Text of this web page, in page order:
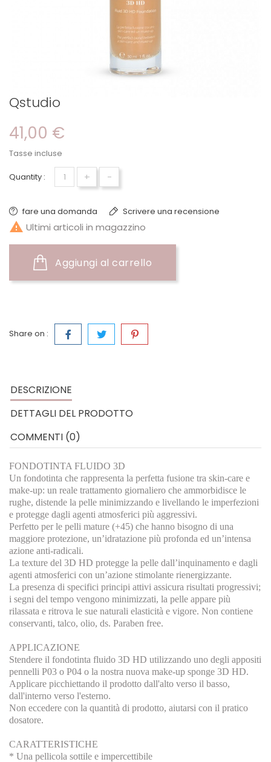
Qstudio
41,00 €
Tasse incluse
Quantity : + -
fare una domanda Scrivere una recensione
 Ultimi articoli in magazzino
Aggiungi al carrello
Share on :
DESCRIZIONE
DETTAGLI DEL PRODOTTO
COMMENTI (0)
FONDOTINTA FLUIDO 3D
Un fondotinta che rappresenta la perfetta fusione tra skin-care e
make-up: un reale trattamento giornaliero che ammorbidisce le
rughe, distende la pelle minimizzando e livellando le imperfezioni
e protegge dagli agenti atmosferici più aggressivi.
Perfetto per le pelli mature (+45) che hanno bisogno di una
maggiore protezione, un’idratazione più profonda ed un’intensa
azione anti-radicali.
La texture del 3D HD protegge la pelle dall’inquinamento e dagli
agenti atmosferici con un’azione stimolante rienergizzante.
La presenza di specifici principi attivi assicura risultati progressivi;
i segni del tempo vengono minimizzati, la pelle appare più
rilassata e ritrova le sue naturali elasticità e vigore. Non contiene
conservanti, talco, olio, ds. Paraben free.
APPLICAZIONE
Stendere il fondotinta fluido 3D HD utilizzando uno degli appositi
pennelli P03 o P04 o la nostra nuova make-up sponge 3D HD.
Applicare picchiettando il prodotto dall'alto verso il basso,
dall'interno verso l'esterno.
Non eccedere con la quantità di prodotto, aiutarsi con il pratico
dosatore.
CARATTERISTICHE
* Una pellicola sottile e impercettibile